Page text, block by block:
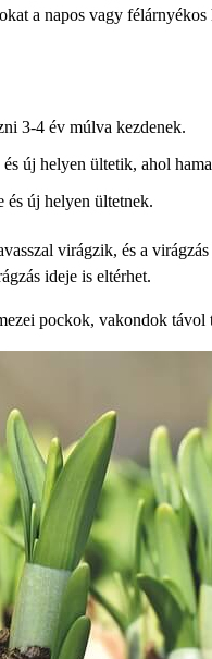
a napos vagy
3-4 év múlva kezdenek.
új helyen ültetik, ahol
és új helyen ültetnek.
virágzik, és a
ideje is eltérhet.
pockok, vakondok távol